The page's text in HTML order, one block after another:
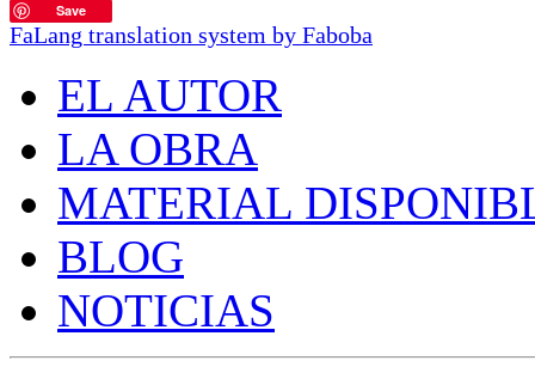
Save
FaLang translation system by Faboba
EL AUTOR
LA OBRA
MATERIAL
BLOG
NOTICIAS